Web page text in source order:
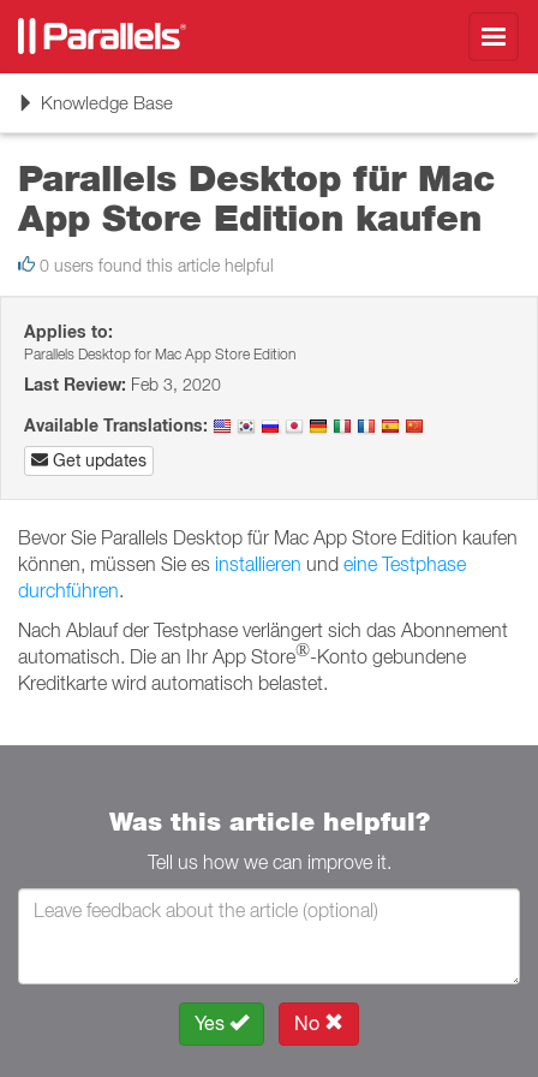
ToggleKnowledge Base
Parallels Desktop für Mac
App Store Edition kaufen
0 users found this article helpful
Applies to:
Parallels Desktop for Mac App Store Edition
Last Review: Feb 3, 2020
Available Translations:
Get updates
Bevor Sie Parallels Desktop für Mac App Store Edition kaufen
können, müssen Sie es installieren und eine Testphase
durchführen.
Nach Ablauf der Testphase verlängert sich das Abonnement
automatisch. Die an Ihr App Store®-Konto gebundene
Kreditkarte wird automatisch belastet.
Was this article helpful?
Tell us how we can improve it.
Yes No